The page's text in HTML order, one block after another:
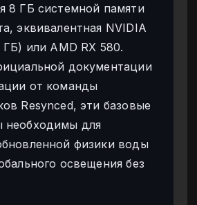
8 ГБ системной памяти
эквивалентная NVIDIA
ГБ) или AMD RX 580.
документации
от команды
Resynced, эти базовые
необходимы для
физики воды
освещения без